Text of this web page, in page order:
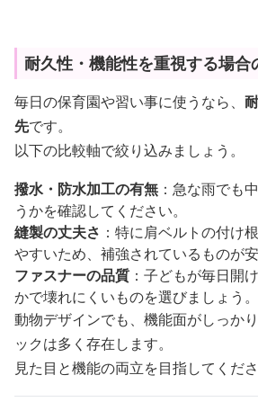
耐久性・機能性を重視する場合
毎日の保育園や習い事に使うなら、
先です。
以下の比較軸で絞り込みましょう。
撥水・防水加工の有無 ：急な雨でも
うかを確認してください。
縫製の丈夫さ ：特に肩ベルトの付け
やすいため、補強されているものが安
ファスナーの品質 ：子どもが毎日開
かで壊れにくいものを選びましょう。
動物デザインでも、機能面がしっか
ックは多く存在します。
見た目と機能の両立を目指してくださ